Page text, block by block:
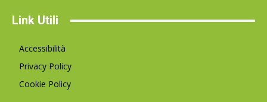
Link Utili
Accessibilità
Privacy Policy
Cookie Policy